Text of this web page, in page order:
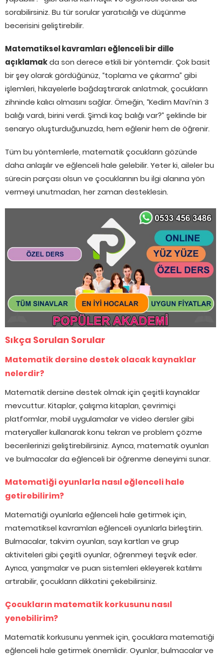
sorabilirsiniz. Bu tür sorular yaratıcılığı ve düşünme
becerisini geliştirebilir.
Matematiksel kavramları eğlenceli bir dille
açıklamakda son derece etkili bir yöntemdir. Çok basit
bir şey olarak gördüğünüz, “toplama ve çıkarma” gibi
işlemleri, hikayelerle bağdaştırarak anlatmak, çocukların
zihninde kalıcı olmasını sağlar. Örneğin, “Kedim Mavi’nin 3
balığı vardı, birini verdi. Şimdi kaç balığı var?” şeklinde bir
senaryo oluşturduğunuzda, hem eğlenir hem de öğrenir.
Tüm bu yöntemlerle, matematik çocukların gözünde
daha anlaşılır ve eğlenceli hale gelebilir. Yeter ki, aileler bu
sürecin parçası olsun ve çocuklarının bu ilgi alanına yön
vermeyi unutmadan, her zaman desteklesin.
Sıkça Sorulan Sorular
Matematik dersine destek olacak kaynaklar
nelerdir?
Matematik dersine destek olmak için çeşitli kaynaklar
mevcuttur. Kitaplar, çalışma kitapları, çevrimiçi
platformlar, mobil uygulamalar ve video dersler gibi
materyaller kullanarak konu tekrarı ve problem çözme
becerilerinizi geliştirebilirsiniz. Ayrıca, matematik oyunları
ve bulmacalar da eğlenceli bir öğrenme deneyimi sunar.
Matematiği oyunlarla nasıl eğlenceli hale
getirebilirim?
Matematiği oyunlarla eğlenceli hale getirmek için,
matematiksel kavramları eğlenceli oyunlarla birleştirin.
Bulmacalar, takvim oyunları, sayı kartları ve grup
aktiviteleri gibi çeşitli oyunlar, öğrenmeyi teşvik eder.
Ayrıca, yarışmalar ve puan sistemleri ekleyerek katılımı
artırabilir, çocukların dikkatini çekebilirsiniz.
Çocukların matematik korkusunu nasıl
yenebilirim?
Matematik korkusunu yenmek için, çocuklara matematiği
eğlenceli hale getirmek önemlidir. Oyunlar, bulmacalar ve